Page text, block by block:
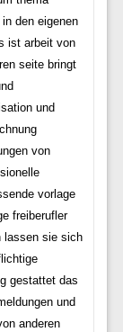
den eigenen
ist arbeit von
seite bringt
und
von
vorlage
freiberufler
lassen sie sich
gestattet das
und
anderen